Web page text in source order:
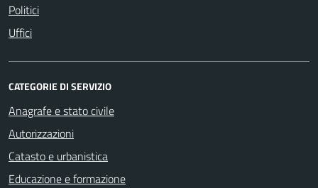
Politici
Uffici
CATEGORIE DI SERVIZIO
Anagrafe e stato civile
Autorizzazioni
Catasto e urbanistica
Educazione e formazione